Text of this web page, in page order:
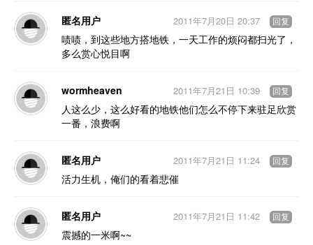
匿名用户
啧啧，到这些地方搭地铁，一天工作的烦闷都扫光了，
多么赏心悦目啊
2011年7月20日 20:37 回复
wormheaven
人这么少，这么好看的地铁他们怎么不停下来驻足欣赏
一番，浪费啊
2011年7月21日 10:39 回复
匿名用户
活力生机，俺们的看着悲催
2011年7月21日 11:24 回复
匿名用户
震撼的一米啊~~
2011年7月21日 11:42 回复